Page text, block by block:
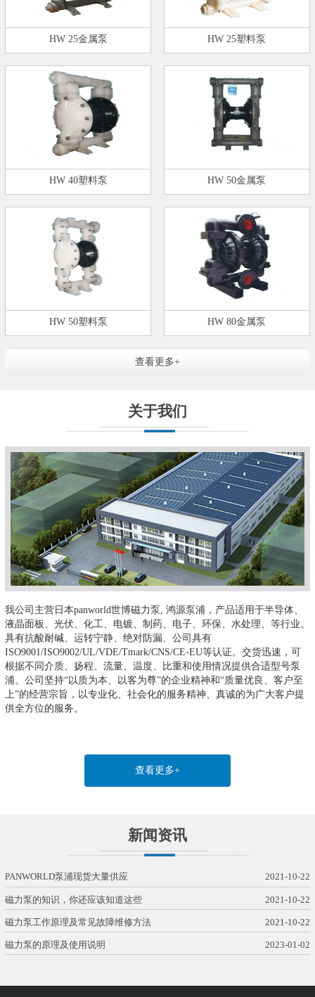
HW 25金属泵 HW 25塑料泵
HW 40塑料泵 HW 50金属泵
HW 50塑料泵 HW 80金属泵
查看更多+
关于我们
我公司主营日本panworld世博磁力泵, 鸿源泵浦，产品适用于半导体、
液晶面板、光伏、化工、电镀、制药、电子、环保、水处理、等行业。
具有抗酸耐碱、运转宁静、绝对防漏、公司具有
ISO9001/ISO9002/UL/VDE/Tmark/CNS/CE-EU等认证。交货迅速，可
根据不同介质、扬程、流量、温度、比重和使用情况提供合适型号泵
浦。公司坚持“以质为本、以客为尊”的企业精神和“质量优良、客户至
上”的经营宗旨，以专业化、社会化的服务精神、真诚的为广大客户提
供全方位的服务。
查看更多+
新闻资讯
PANWORLD泵浦现货大量供应 2021-10-22
磁力泵的知识，你还应该知道这些 2021-10-22
磁力泵工作原理及常见故障维修方法 2021-10-22
磁力泵的原理及使用说明 2023-01-02